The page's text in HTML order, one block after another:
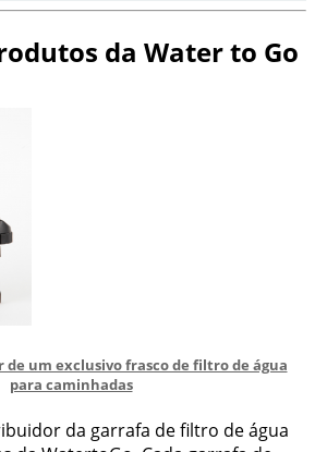
da Water to Go
um exclusivo frasco de filtro de água
para caminhadas
da garrafa de filtro de água